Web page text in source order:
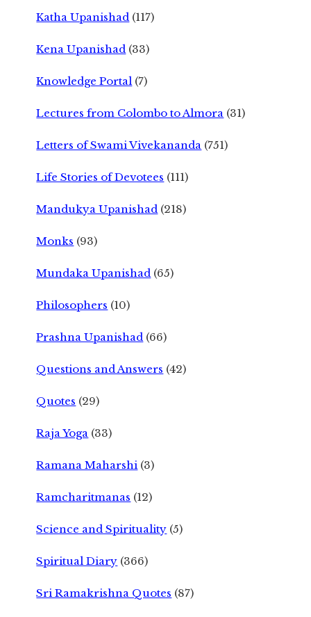
Katha Upanishad (117)
Kena Upanishad (33)
Knowledge Portal (7)
Lectures from Colombo to Almora (31)
Letters of Swami Vivekananda (751)
Life Stories of Devotees (111)
Mandukya Upanishad (218)
Monks (93)
Mundaka Upanishad (65)
Philosophers (10)
Prashna Upanishad (66)
Questions and Answers (42)
Quotes (29)
Raja Yoga (33)
Ramana Maharshi (3)
Ramcharitmanas (12)
Science and Spirituality (5)
Spiritual Diary (366)
Sri Ramakrishna Quotes (87)